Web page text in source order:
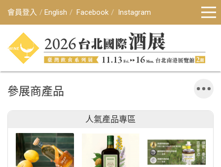
會員登入 English Facebook Instagram
參展商產品
人氣產品專區